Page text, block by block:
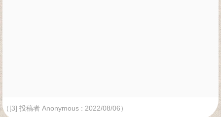
（[3] 投稿者 Anonymous : 2022/08/06）